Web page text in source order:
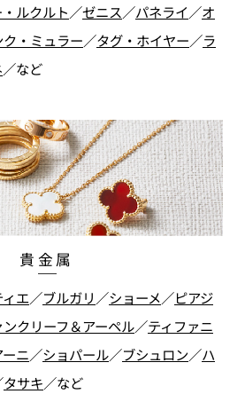
ルクルト／ゼニス／パネライ／オ
ク・ミュラー／タグ・ホイヤー／ラ
／など
貴金属
ィエ／ブルガリ ／ショーメ／ピアジ
ンクリーフ＆アーペル／ティファニ
ニ／ショパール／ブシュロン／ハ
タサキ／など